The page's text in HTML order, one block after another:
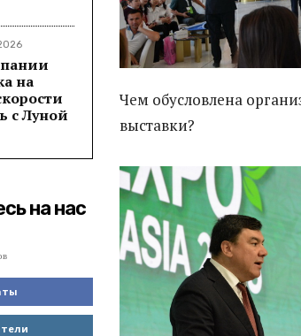
на
с Луной
на нас
МНЕ НРАВИТСЯ
Чем обусловлена
выставки?